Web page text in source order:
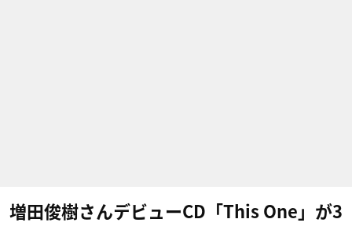
増田俊樹さんデビューCD「This One」が3